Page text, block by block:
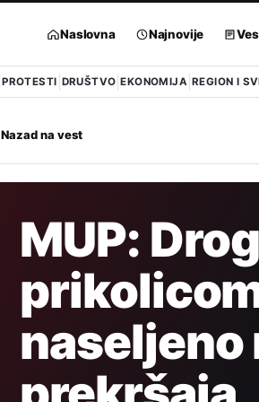
Naslovna Najnovije
PROTESTI DRUŠTVO EKONOMIJA REGION I
Nazad na vest
MUP:
naseljeno